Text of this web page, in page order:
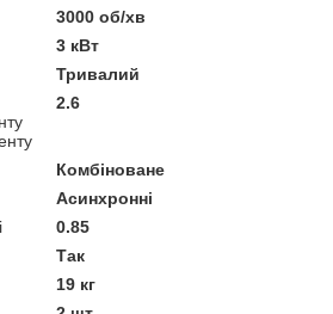
3000 об/хв
3 кВт
Тривалий
2.6
Комбіноване
Асинхронні
0.85
Так
19 кг